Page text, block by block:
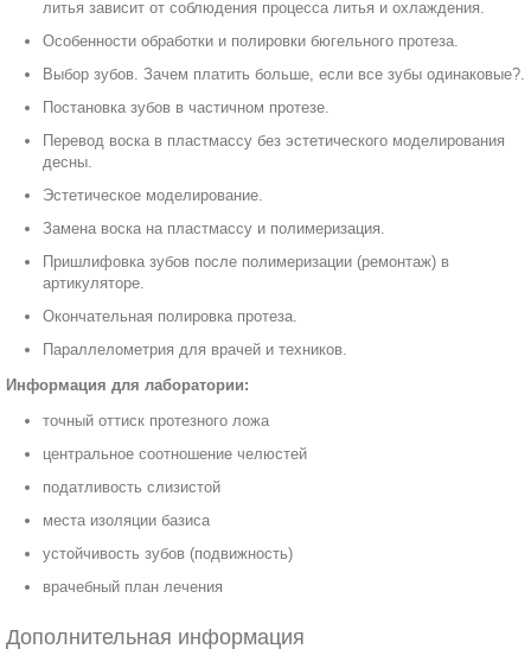
литья зависит от соблюдения процесса литья и охлаждения.
Особенности обработки и полировки бюгельного протеза.
Выбор зубов. Зачем платить больше, если все зубы одинаковые?.
Постановка зубов в частичном протезе.
Перевод воска в пластмассу без эстетического моделирования
десны.
Эстетическое моделирование.
Замена воска на пластмассу и полимеризация.
Пришлифовка зубов после полимеризации (ремонтаж) в
артикуляторе.
Окончательная полировка протеза.
Параллелометрия для врачей и техников.
Информация для лаборатории:
точный оттиск протезного ложа
центральное соотношение челюстей
податливость слизистой
места изоляции базиса
устойчивость зубов (подвижность)
врачебный план лечения
Дополнительная информация